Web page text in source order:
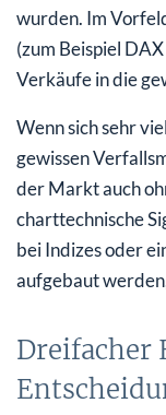
wurden. Im
(zum Beispiel
Verkäufe in die
Wenn sich sehr
gewissen
der Markt auch
charttechnische
bei Indizes oder
aufgebaut
Dreifacher